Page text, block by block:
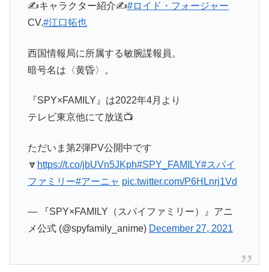
✍️キャラクター紹介✍️#ロイド・フォージャー
CV.#江口拓也
西国情報局に所属する敏腕諜報員。
暗号名は〈黄昏〉。
『SPY×FAMILY』は2022年4月より
テレビ東京他にて放送📺
ただいま第2弾PV公開中です
🔽 https://t.co/jbUVn5JKph#SPY_FAMILY#スパイ
ファミリー#アーニャ pic.twitter.com/P6HLnrj1Vd
— 『SPY×FAMILY（スパイファミリー）』アニ
メ公式 (@spyfamily_anime) December 27, 2021